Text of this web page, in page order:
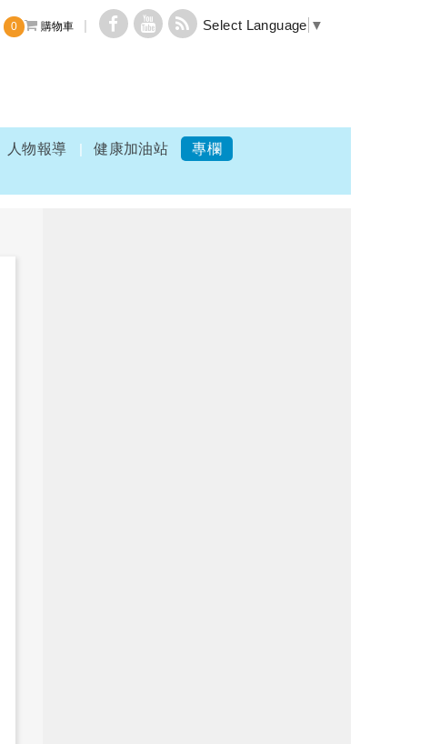
0 購物車 Select Language ▼
人物報導 健康加油站
專欄